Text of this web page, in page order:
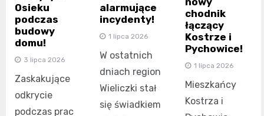
Osieku
podczas
budowy
domu!
3 lipca 2026
Zaskakujące
odkrycie
podczas prac
alarmujące
incydenty!
1 lipca 2026
W ostatnich
dniach region
Wieliczki stał
się świadkiem
chodnik
łączący
Kostrze i
Pychowice!
1 lipca 2026
Mieszkańcy
Kostrza i